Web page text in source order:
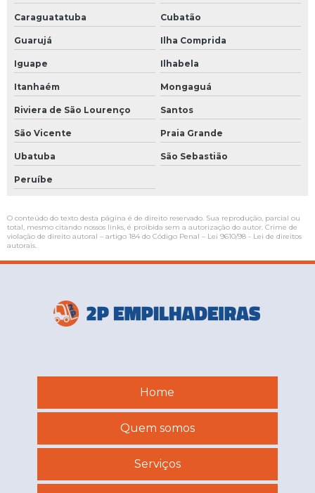
Caraguatatuba Cubatão
Guarujá Ilha Comprida
Iguape Ilhabela
Itanhaém Mongaguá
Riviera de São Lourenço Santos
São Vicente Praia Grande
Ubatuba São Sebastião
Peruíbe
O conteúdo do texto desta página é de direito reservado. Sua reprodução, parcial ou
total, mesmo citando nossos links, é proibida sem a autorização do autor. Crime de
violação de direito autoral – artigo 184 do Código Penal – Lei 9610/98 - Lei de direitos
autorais
Home
Quem somos
Serviços